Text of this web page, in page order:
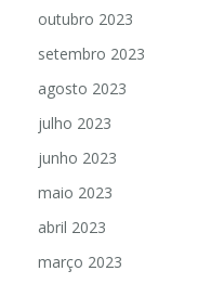
outubro 2023
setembro 2023
agosto 2023
julho 2023
junho 2023
maio 2023
abril 2023
março 2023